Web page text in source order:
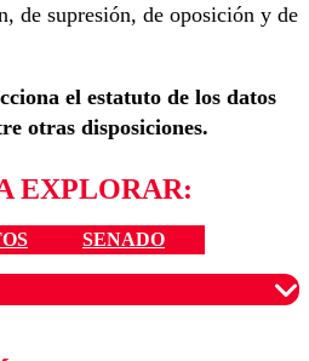
de supresión, de oposición y de
el estatuto de los datos
otras disposiciones.
EXPLORAR:
SENADO